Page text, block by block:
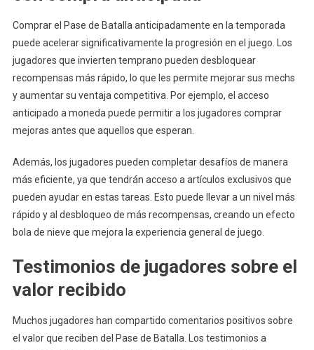
Comprar el Pase de Batalla anticipadamente en la temporada
puede acelerar significativamente la progresión en el juego. Los
jugadores que invierten temprano pueden desbloquear
recompensas más rápido, lo que les permite mejorar sus mechs
y aumentar su ventaja competitiva. Por ejemplo, el acceso
anticipado a moneda puede permitir a los jugadores comprar
mejoras antes que aquellos que esperan.
Además, los jugadores pueden completar desafíos de manera
más eficiente, ya que tendrán acceso a artículos exclusivos que
pueden ayudar en estas tareas. Esto puede llevar a un nivel más
rápido y al desbloqueo de más recompensas, creando un efecto
bola de nieve que mejora la experiencia general de juego.
Testimonios de jugadores sobre el
valor recibido
Muchos jugadores han compartido comentarios positivos sobre
el valor que reciben del Pase de Batalla. Los testimonios a